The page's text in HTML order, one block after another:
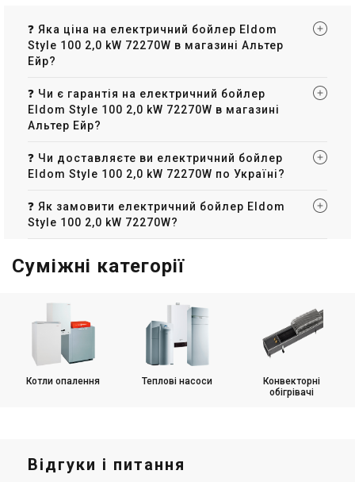
❓ Яка ціна на електричний бойлер Eldom
Style 100 2,0 kW 72270W в магазині Альтер
Ейр?
❓ Чи є гарантія на електричний бойлер
Eldom Style 100 2,0 kW 72270W в магазині
Альтер Ейр?
❓ Чи доставляєте ви електричний бойлер
Eldom Style 100 2,0 kW 72270W по Україні?
❓ Як замовити електричний бойлер Eldom
Style 100 2,0 kW 72270W?
Суміжні категорії
Котли опалення Теплові насоси
Конвекторні
обігрівачі
Відгуки і питання